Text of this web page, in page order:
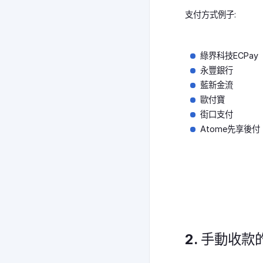
支付方式例子:
綠界科技ECPay
永豐銀行
藍新金流
歐付寶
街口支付
Atome先享後付
2. 手動收款